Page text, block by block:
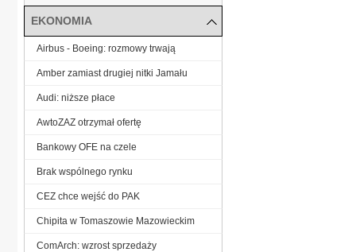
EKONOMIA
Airbus - Boeing: rozmowy trwają
Amber zamiast drugiej nitki Jamału
Audi: niższe płace
AwtoZAZ otrzymał ofertę
Bankowy OFE na czele
Brak wspólnego rynku
CEZ chce wejść do PAK
Chipita w Tomaszowie Mazowieckim
ComArch: wzrost sprzedaży